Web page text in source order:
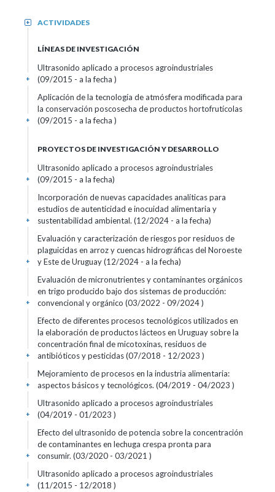
ACTIVIDADES
+
LÍNEAS DE INVESTIGACIÓN
Ultrasonido aplicado a procesos agroindustriales
(09/2015 - a la fecha )
+
Aplicación de la tecnología de atmósfera modificada para
la conservación poscosecha de productos hortofrutícolas
(09/2015 - a la fecha )
+
PROYECTOS DE INVESTIGACIÓN Y DESARROLLO
Ultrasonido aplicado a procesos agroindustriales
(09/2015 - a la fecha)
+
Incorporación de nuevas capacidades analíticas para
estudios de autenticidad e inocuidad alimentaria y
sustentabilidad ambiental. (12/2024 - a la fecha)
+
Evaluación y caracterización de riesgos por residuos de
plaguicidas en arroz y cuencas hidrográficas del Noroeste
y Este de Uruguay (12/2024 - a la fecha)
+
Evaluación de micronutrientes y contaminantes orgánicos
en trigo producido bajo dos sistemas de producción:
convencional y orgánico (03/2022 - 09/2024 )
+
Efecto de diferentes procesos tecnológicos utilizados en
la elaboración de productos lácteos en Uruguay sobre la
concentración final de micotoxinas, residuos de
antibióticos y pesticidas (07/2018 - 12/2023 )
+
Mejoramiento de procesos en la industria alimentaria:
aspectos básicos y tecnológicos. (04/2019 - 04/2023 )
+
Ultrasonido aplicado a procesos agroindustriales
(04/2019 - 01/2023 )
+
Efecto del ultrasonido de potencia sobre la concentración
de contaminantes en lechuga crespa pronta para
consumir. (03/2020 - 03/2021 )
+
Ultrasonido aplicado a procesos agroindustriales
(11/2015 - 12/2018 )
+